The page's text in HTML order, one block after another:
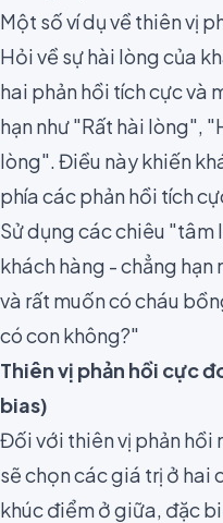
Một số ví dụ về thiên vị
Hỏi về sự hài lòng của
hai phản hồi tích cực và
hạn như "Rất hài lòng",
lòng". Điều này khiến
phía các phản hồi tích
Sử dụng các chiêu "tâm
khách hàng - chẳng
và rất muốn có cháu
có con không?"
Thiên vị phản hồi cực
bias)
Đối với thiên vị phản hồi
sẽ chọn các giá trị ở hai
khúc điểm ở giữa, đặc